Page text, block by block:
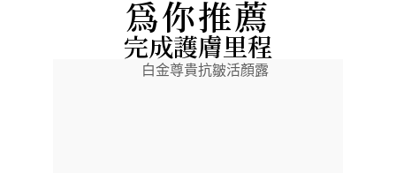
為你推薦
完成護膚里程